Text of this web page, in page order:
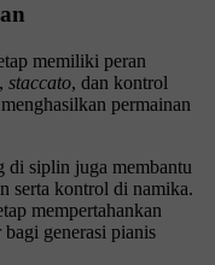
memiliki peran
, staccato, dan kontrol
permainan
di siplin juga membantu
serta kontrol di namika.
mempertahankan
bagi generasi pianis